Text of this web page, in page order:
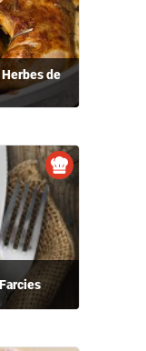
de